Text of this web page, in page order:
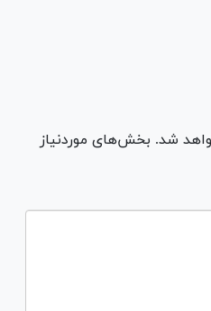
شد. بخش‌های موردنیاز